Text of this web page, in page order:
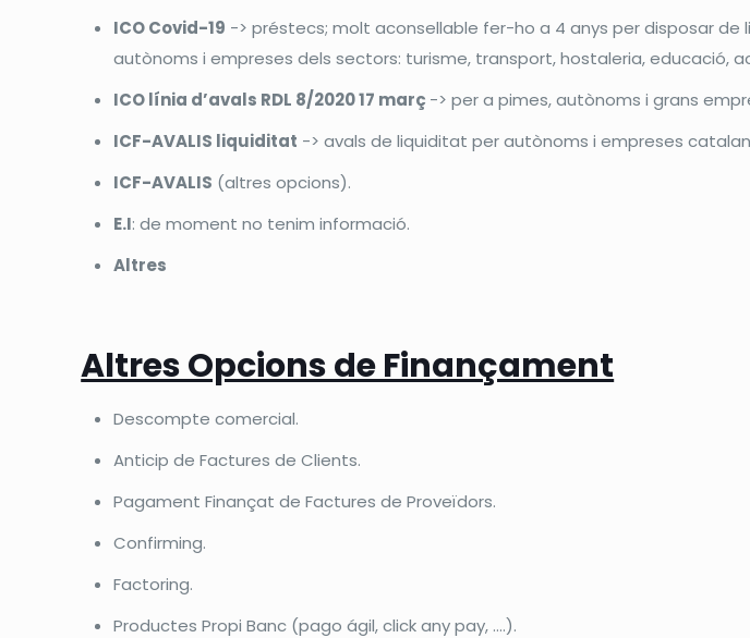
ICO Covid-19 -> préstecs; molt aconsellable fer-ho a 4 anys per disposar
autònoms i empreses dels sectors: turisme, transport, hostaleria, educació,
ICO línia d’avals RDL 8/2020 17 març -> per a pimes, autònoms i grans
ICF-AVALIS liquiditat -> avals de liquiditat per autònoms i empreses
ICF-AVALIS (altres opcions).
E.I: de moment no tenim informació.
Altres
Altres Opcions de Finançament
Descompte comercial.
Anticip de Factures de Clients.
Pagament Finançat de Factures de Proveïdors.
Confirming.
Factoring.
Productes Propi Banc (pago ágil, click any pay, ….).